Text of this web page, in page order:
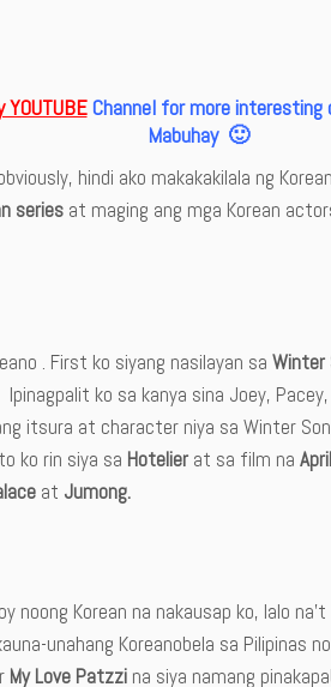
Channel for more interesting
Mabuhay 🙂
hindi ako makakakilala ng
series at maging ang mga Korean
. First ko siyang nasilayan sa Winter
Ipinagpalit ko sa kanya sina Joey,
itsura at character niya sa Winter
ko rin siya sa Hotelier at sa film na
at Jumong.
noong Korean na nakausap ko, lalo
unahang Koreanobela sa Pilipinas
My Love Patzzi na siya namang